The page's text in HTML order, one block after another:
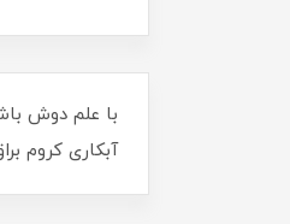
با علم دوش
آبکاری کروم